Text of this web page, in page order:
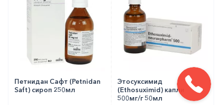
Петнидан Сафт (Petnidan
Saft) сироп 250мл
Этосуксимид
(Ethosuximid) капли
500мг/г 50мл